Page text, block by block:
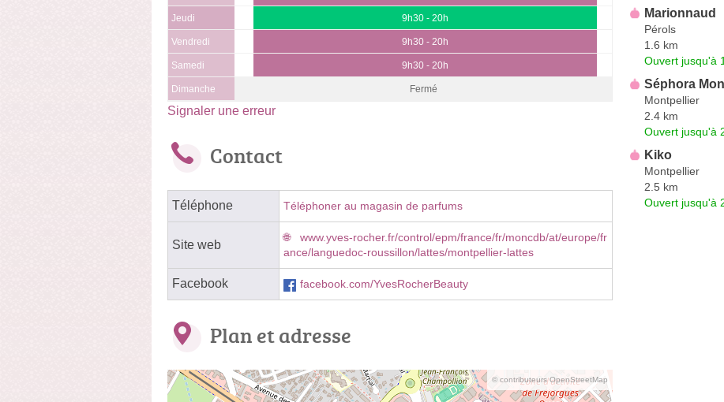
Jeudi 9h30 - 20h
Vendredi 9h30 - 20h
Samedi 9h30 - 20h
Dimanche Fermé
Signaler une erreur
Contact
Téléphone Téléphoner au magasin de parfums
Site web
www.yves-rocher.fr/control/epm/france/fr/moncdb/at/europe/fr
ance/languedoc-roussillon/lattes/montpellier-lattes
Facebook facebook.com/YvesRocherBeauty
Plan et adresse
© contributeurs OpenStreetMap
Marionnaud
Pérols
1.6 km
Ouvert jusqu'à
Séphora
Montpellier
2.4 km
Ouvert jusqu'à
Kiko
Montpellier
2.5 km
Ouvert jusqu'à